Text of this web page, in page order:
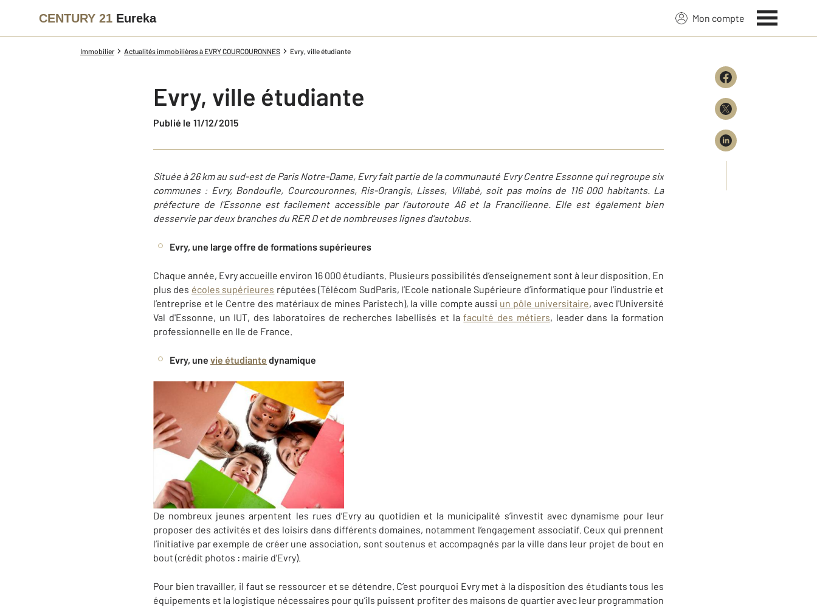
CENTURY 21 Eureka Mon compte
Immobilier Actualités immobilières à EVRY COURCOURONNES Evry, ville étudiante
Evry, ville étudiante
Publié le 11/12/2015
Située à 26 km au sud-est de Paris Notre-Dame, Evry fait partie de la communauté Evry Centre Essonne qui regroupe six
communes : Evry, Bondoufle, Courcouronnes, Ris-Orangis, Lisses, Villabé, soit pas moins de 116 000 habitants. La
préfecture de l'Essonne est facilement accessible par l’autoroute A6 et la Francilienne. Elle est également bien
desservie par deux branches du RER D et de nombreuses lignes d’autobus.
Evry, une large offre de formations supérieures
Chaque année, Evry accueille environ 16 000 étudiants. Plusieurs possibilités d’enseignement sont à leur disposition. En
plus des écoles supérieures réputées (Télécom SudParis, l’Ecole nationale Supérieure d’informatique pour l’industrie et
l’entreprise et le Centre des matériaux de mines Paristech), la ville compte aussi un pôle universitaire, avec l'Université
Val d'Essonne, un IUT, des laboratoires de recherches labellisés et lafaculté des métiers, leader dans la formation
professionnelle en Ile de France.
Evry, une vie étudiante dynamique
De nombreux jeunes arpentent les rues d’Evry au quotidien et la municipalité s’investit avec dynamisme pour leur
proposer des activités et des loisirs dans différents domaines, notamment l’engagement associatif. Ceux qui prennent
l’initiative par exemple de créer une association, sont soutenus et accompagnés par la ville dans leur projet de bout en
bout (crédit photos : mairie d'Evry).
Pour bien travailler, il faut se ressourcer et se détendre. C’est pourquoi Evry met à la disposition des étudiants tous les
équipements et la logistique nécessaires pour qu’ils puissent profiter des maisons de quartier avec leur programmation